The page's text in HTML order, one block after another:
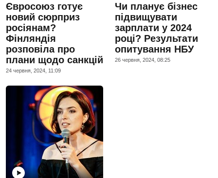
Євросоюз готує
новий сюрприз
росіянам?
Фінляндія
розповіла про
плани щодо санкцій
24 червня, 2024, 11:09
Чи планує бізнес
підвищувати
зарплати у 2024
році? Результати
опитування НБУ
26 червня, 2024, 08:25